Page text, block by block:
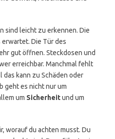
sind leicht zu erkennen. Die
Die Tür des
gut öffnen. Steckdosen und
erreichbar. Manchmal fehlt
das kann zu Schäden oder
geht es nicht nur um
um Sicherheitund um
worauf du achten musst. Du